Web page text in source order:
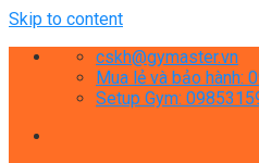
Skip to content
cskh@gymaster.vn
Mua lẻ và bảo hành:
Setup Gym: